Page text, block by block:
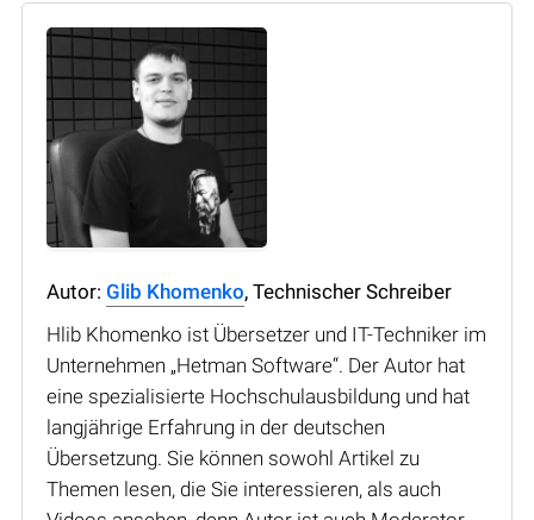
Autor: Glib Khomenko, Technischer Schreiber
Hlib Khomenko ist Übersetzer und IT-Techniker im
Unternehmen „Hetman Software“. Der Autor hat
eine spezialisierte Hochschulausbildung und hat
langjährige Erfahrung in der deutschen
Übersetzung. Sie können sowohl Artikel zu
Themen lesen, die Sie interessieren, als auch